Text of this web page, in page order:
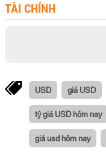
TÀI CHÍNH
USD giá USD
tỷ giá USD hôm nay
giá usd hôm nay